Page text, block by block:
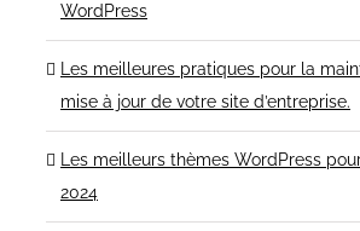
WordPress
Les meilleures pratiques pour la
mise à jour de votre site d’entreprise.
Les meilleurs thèmes WordPress
2024